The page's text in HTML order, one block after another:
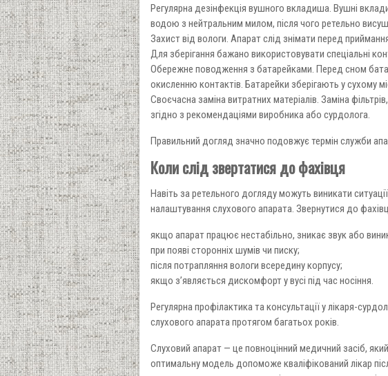
Регулярна дезінфекція вушного вкладиша. Вушні
водою з нейтральним милом, після чого ретельно
Захист від вологи. Апарат слід знімати перед
Для зберігання бажано використовувати спеціальні
Обережне поводження з батарейками. Перед сном
окисленню контактів. Батарейки зберігають у сухому
Своєчасна заміна витратних матеріалів. Заміна
згідно з рекомендаціями виробника або сурдолога.
Правильний догляд значно подовжує термін служби
Коли слід звертатися до фахівця
Навіть за ретельного догляду можуть виникати
налаштування слухового апарата. Звернутися до
якщо апарат працює нестабільно, зникає звук або
при появі сторонніх шумів чи писку;
після потрапляння вологи всередину корпусу;
якщо з’являється дискомфорт у вусі під час носіння.
Регулярна профілактика та консультації у лікаря-
слухового апарата протягом багатьох років.
Слуховий апарат — це повноцінний медичний засіб,
оптимальну модель допоможе кваліфікований лікар